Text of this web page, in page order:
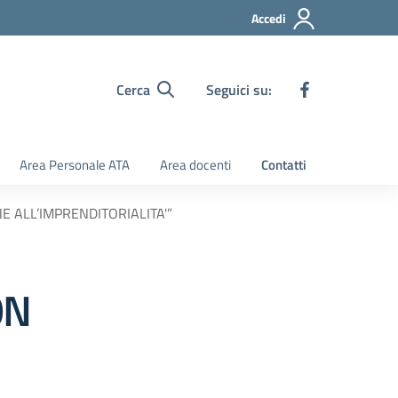
Accedi
Cerca Seguici su:
Area Personale ATA Area docenti Contatti
ALL’IMPRENDITORIALITA'”